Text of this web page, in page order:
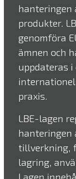
hanteringen
produkter.
genomföra
ämnen och
uppdateras i
praxis.
LBE-lagen
hanteringen
tillverkning,
lagring,
Lagen